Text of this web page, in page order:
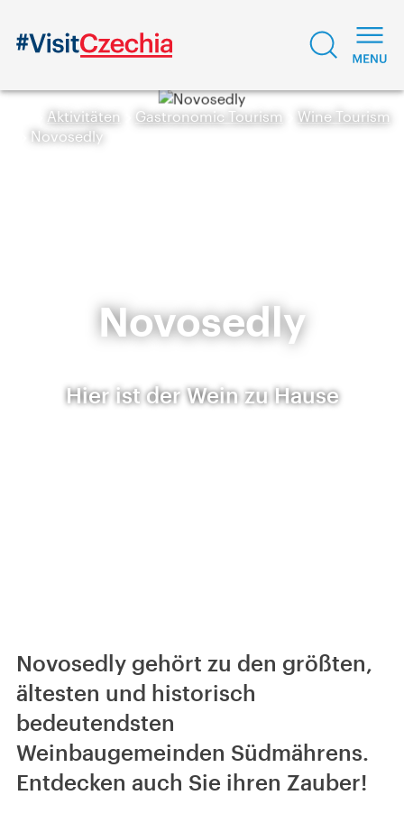
Aktivitäten Gastronomic Tourism
Wine Tourism
Novosedly
Novosedly
Hier ist der Wein zu Hause
Novosedly gehört zu den größten,
ältesten und historisch
bedeutendsten
Weinbaugemeinden Südmährens.
Entdecken auch Sie ihren Zauber!